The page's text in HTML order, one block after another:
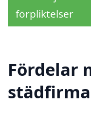
förpliktelser
Fördelar